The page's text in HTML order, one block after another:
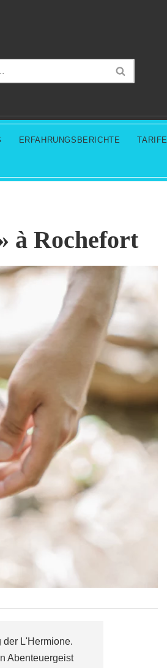
ERFAHRUNGSBERICHTE TARIFE
à Rochefort
der L'Hermione.
Abenteuergeist